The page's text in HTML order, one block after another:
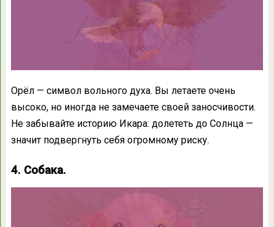
Орёл — символ вольного духа. Вы летаете очень
высоко, но иногда не замечаете своей заносчивости.
Не забывайте историю Икара: долететь до Солнца —
значит подвергнуть себя огромному риску.
4. Собака.